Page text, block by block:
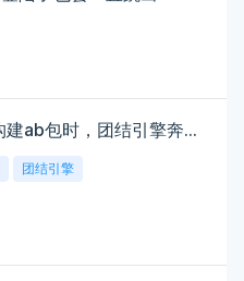
鸿蒙OpenHarmony平台构建ab包时，团结引擎奔溃闪退
团结引擎